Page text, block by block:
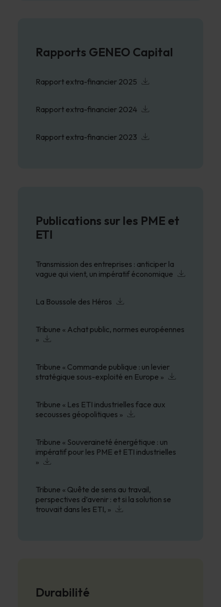
Rapports GENEO Capital
Rapport extra-financier 2025
Rapport extra-financier 2024
Rapport extra-financier 2023
Durabilité
Publications sur les PME et
ETI
Transmission des entreprises : anticiper la
vague qui vient, un impératif économique
La Boussole des Héros
Tribune « Achat public, normes européennes
»
Tribune « Commande publique : un levier
stratégique sous-exploité en Europe »
Tribune « Les ETI industrielles face aux
secousses géopolitiques »
Tribune « Souveraineté énergétique : un
impératif pour les PME et ETI industrielles
»
Tribune « Quête de sens au travail,
perspectives d’avenir : et si la solution se
trouvait dans les ETI, »